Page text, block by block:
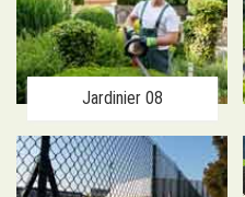
Jardinier 08